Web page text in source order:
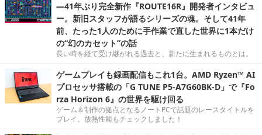
―41年ぶり完全新作『ROUTE16R』開発者インタビュ
ー。新旧スタッフが語るシリーズの魂。そして41年
前、たった1人のために手作業で直した世界に1本だけ
の“幻のカセット”の話
長い時を経て受け継がれる過去と、新たに生まれるものとは。
ゲームプレイも録画配信もこれ1台。AMD Ryzen™ AI
プロセッサ搭載の「G TUNE P5-A7G60BK-D」で『Fo
rza Horizon 6』の世界を駆け回る
ゲーム＆制作の拠点となるノートPCで話題のレースタイトルを
プレイ。放熱性能もチェックしました！